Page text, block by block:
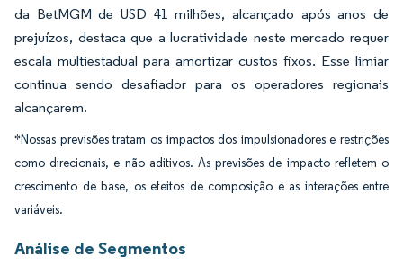
da BetMGM de USD 41 milhões, alcançado após anos de
prejuízos, destaca que a lucratividade neste mercado requer
escala multiestadual para amortizar custos fixos. Esse limiar
continua sendo desafiador para os operadores regionais
alcançarem.
*Nossas previsões tratam os impactos dos impulsionadores e restrições
como direcionais, e não aditivos. As previsões de impacto refletem o
crescimento de base, os efeitos de composição e as interações entre
variáveis.
Análise de Segmentos